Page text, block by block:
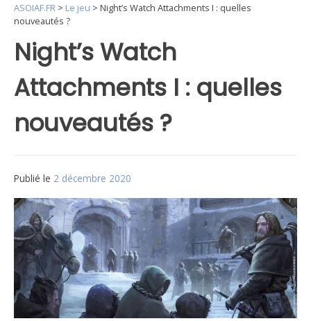
Night’s Watch
Attachments I : quelles
nouveautés ?
ASOIAF.FR > Le jeu > Night’s Watch Attachments I : quelles
nouveautés ?
Publié le 2 décembre 2020